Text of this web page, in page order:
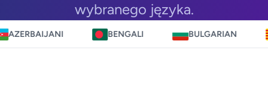
wybranego języka.
BENGALI BULGARIAN